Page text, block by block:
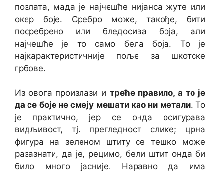
позлата, мада је најчешће нијанса жуте или
окер боје. Сребро може, такође, бити
посребрено или бледосива боја, али
најчешће је то само бела боја. То је
најкарактеристичније поље за шкотске
грбове.
Из овога произлази и треће правило, а то је
да се боје не смеју мешати као ни метали. То
је практично, јер се онда осигурава
видљивост, тј. прегледност слике; црна
фигура на зеленом штиту се тешко може
разазнати, да је, рецимо, бели штит онда би
било много јасније. Наравно да има